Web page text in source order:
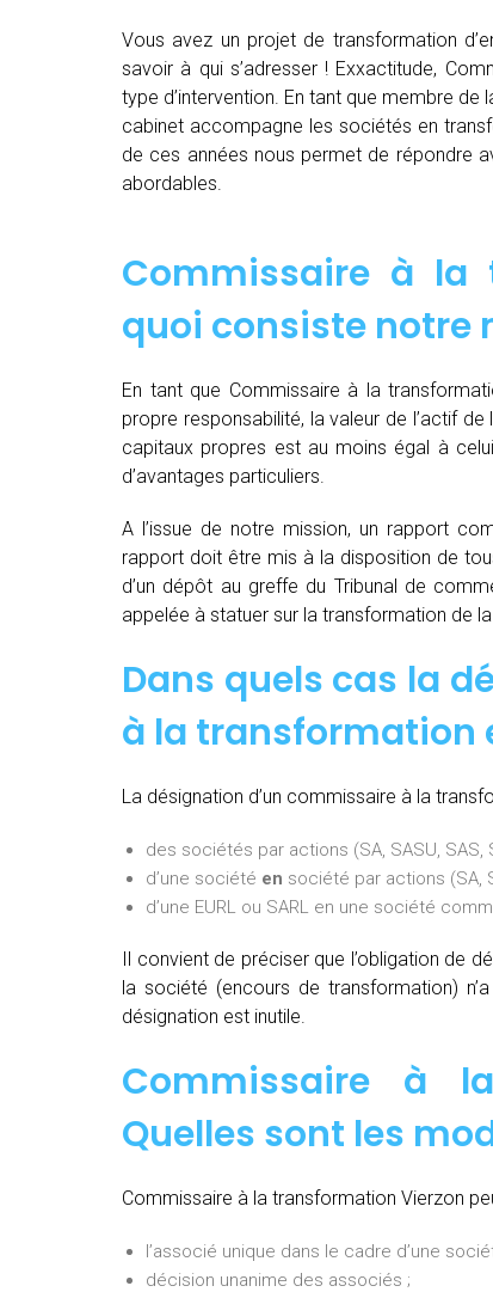
Vous avez un projet de transformation
savoir à qui s’adresser ! Exxactitude,
type d’intervention. En tant que membre de
cabinet accompagne les sociétés en
de ces années nous permet de répondre
abordables.
Commissaire à la
quoi consiste notre
En tant que Commissaire à la
propre responsabilité, la valeur de l’actif
capitaux propres est au moins égal à
d’avantages particuliers.
A l’issue de notre mission, un rapport
rapport doit être mis à la disposition de
d’un dépôt au greffe du Tribunal de
appelée à statuer sur la transformation de
Dans quels cas la
à la transformation
La désignation d’un commissaire à la
des sociétés par actions (SA, SASU, SAS,
d’une société en société par actions (SA,
d’une EURL ou SARL en une société
Il convient de préciser que l’obligation de
la société (encours de transformation)
désignation est inutile.
Commissaire à
Quelles sont les
Commissaire à la transformation Vierzon
l’associé unique dans le cadre d’une
décision unanime des associés ;